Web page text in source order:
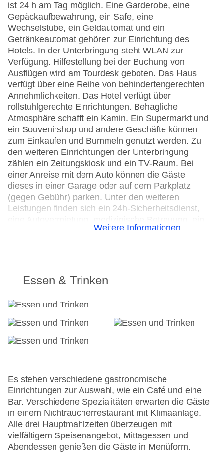
ist 24 h am Tag möglich. Eine Garderobe, eine
Gepäckaufbewahrung, ein Safe, eine
Wechselstube, ein Geldautomat und ein
Getränkeautomat gehören zur Einrichtung des
Hotels. In der Unterbringung steht WLAN zur
Verfügung. Hilfestellung bei der Buchung von
Ausflügen wird am Tourdesk geboten. Das Haus
verfügt über eine Reihe von behindertengerechten
Annehmlichkeiten. Das Hotel verfügt über
rollstuhlgerechte Einrichtungen. Behagliche
Atmosphäre schafft ein Kamin. Ein Supermarkt und
ein Souvenirshop und andere Geschäfte können
zum Einkaufen und Bummeln genutzt werden. Zu
den weiteren Einrichtungen der Unterbringung
zählen ein Zeitungskiosk und ein TV-Raum. Bei
einer Anreise mit dem Auto können die Gäste
dieses in einer Garage oder auf dem Parkplatz
(gegen Gebühr) parken. Unter den weiteren
Leistungen finden sich ein 24h-Sicherheitsdienst,
Zimmerservice und ein Wäscheservice. Im
24h Rezeption
Parkplatz: gegen Gebühr
Check-out bis: 12:00:00
Konferenzraum
Hoteleröffnung: 1930
Letzte umfassende Renovierung: 2004
Lift
Minimarkt
Anzahl der Konferenzräume: 1
Anzahl der Aufzüge: 1
Haustiere: gegen Gebühr
Zimmerservice
Weitere Informationen
Essen & Trinken
Es stehen verschiedene gastronomische
Einrichtungen zur Auswahl, wie ein Café und eine
Bar. Verschiedene Spezialitäten erwarten die Gäste
in einem Nichtraucherrestaurant mit Klimaanlage.
Alle drei Hauptmahlzeiten überzeugen mit
vielfältigem Speisenangebot, Mittagessen und
Abendessen genießen die Gäste in Menüform.